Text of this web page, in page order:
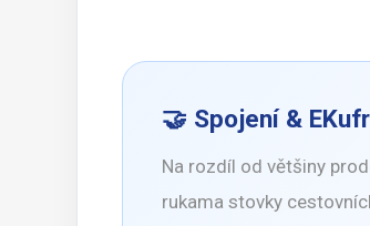
🤝 Spojení & EKufr
Na rozdíl od většiny
rukama stovky